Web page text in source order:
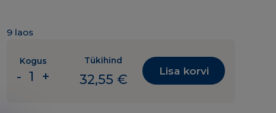
9 laos
Kogus
-Tooner+
Tükihind
32,55 €
Lisa korvi